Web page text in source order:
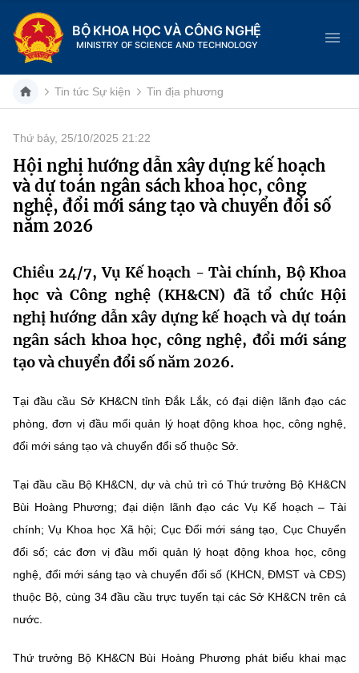
BỘ KHOA HỌC VÀ CÔNG NGHỆ
MINISTRY OF SCIENCE AND TECHNOLOGY
Danh mục
Trang chủ
Giới thiệu
Chức năng nhiệm vụ
Cơ cấu tổ chức
Lịch sử phát triển
Tin tức sự kiện
Khoa học và Công nghệ
Đổi mới sáng tạo
Bưu chính, Viễn thông
Tiêu chuẩn, đo lường, chất lượng
Tin tổng hợp
Tin địa phương
Dịch vụ công
Hệ thống văn bản
Văn bản chỉ đạo điều hành
Lấy ý kiến người dân về dự thảo VBQPPL
Khoa học và Công nghệ
Đổi mới sáng tạo
Chuyển đổi số
Bưu chính, Viễn thông
Multimedia
THƯ ĐIỆN TỬ
Videos
Ảnh
Voice
Tin tức Sự kiện Tin địa phương
Thứ bảy, 25/10/2025 21:22
Hội nghị hướng dẫn xây dựng kế hoạch
và dự toán ngân sách khoa học, công
nghệ, đổi mới sáng tạo và chuyển đổi số
năm 2026
Chiều 24/7, Vụ Kế hoạch - Tài chính, Bộ Khoa
học và Công nghệ (KH&CN) đã tổ chức Hội
nghị hướng dẫn xây dựng kế hoạch và dự toán
ngân sách khoa học, công nghệ, đổi mới sáng
tạo và chuyển đổi số năm 2026.
Tại đầu cầu Sở KH&CN tỉnh Đắk Lắk, có đại diện lãnh đạo các
phòng, đơn vị đầu mối quản lý hoạt động khoa học, công nghệ,
đổi mới sáng tạo và chuyển đổi số thuộc Sở.
Tại đầu cầu Bộ KH&CN, dự và chủ trì có Thứ trưởng Bộ KH&CN
Bùi Hoàng Phương; đại diện lãnh đạo các Vụ Kế hoạch – Tài
chính; Vụ Khoa học Xã hội; Cục Đổi mới sáng tạo, Cục Chuyển
đổi số; các đơn vị đầu mối quản lý hoạt động khoa học, công
nghệ, đổi mới sáng tạo và chuyển đổi số (KHCN, ĐMST và CĐS)
thuộc Bộ, cùng 34 đầu cầu trực tuyến tại các Sở KH&CN trên cả
nước.
Thứ trưởng Bộ KH&CN Bùi Hoàng Phương phát biểu khai mạc